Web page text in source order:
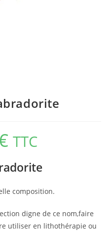
TTC
composition.
digne de ce nom,faire
utiliser en lithothérapie ou